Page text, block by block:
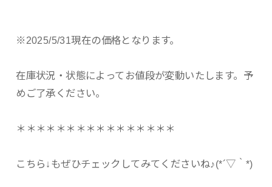
※2025/5/31現在の価格となります。
在庫状況・状態によってお値段が変動いたします。予
めご了承ください。
＊＊＊＊＊＊＊＊＊＊＊＊＊＊＊＊
こちら↓もぜひチェックしてみてくださいね♪(*´▽｀*)